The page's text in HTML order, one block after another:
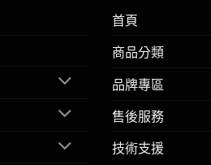
首頁
商品分類
品牌專區
售後服務
技術支援